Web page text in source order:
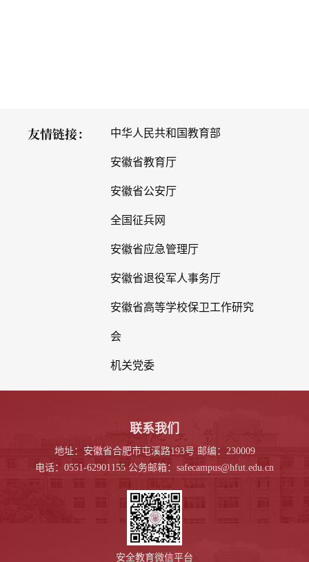
友情链接： 中华人民共和国教育部
安徽省教育厅
安徽省公安厅
全国征兵网
安徽省应急管理厅
安徽省退役军人事务厅
安徽省高等学校保卫工作研究
会
机关党委
联系我们
地址：安徽省合肥市屯溪路193号 邮编：230009
电话：0551-62901155 公务邮箱：safecampus@hfut.edu.cn
安全教育微信平台